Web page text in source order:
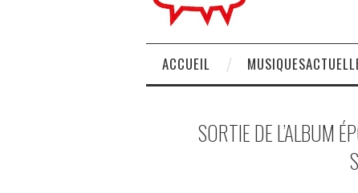
ACCUEIL
SORTIE DE L’ALBUM